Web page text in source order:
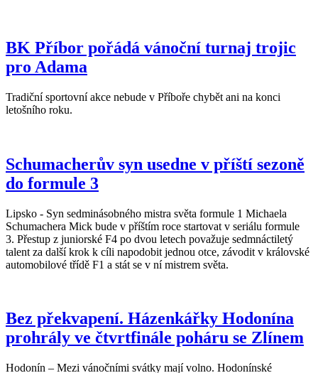
BK Příbor pořádá vánoční turnaj trojic
pro Adama
Tradiční sportovní akce nebude v Příboře chybět ani na konci
letošního roku.
Schumacherův syn usedne v příští sezoně
do formule 3
Lipsko - Syn sedminásobného mistra světa formule 1 Michaela
Schumachera Mick bude v příštím roce startovat v seriálu formule
3. Přestup z juniorské F4 po dvou letech považuje sedmnáctiletý
talent za další krok k cíli napodobit jednou otce, závodit v královské
automobilové třídě F1 a stát se v ní mistrem světa.
Bez překvapení. Házenkářky Hodonína
prohrály ve čtvrtfinále poháru se Zlínem
Hodonín – Mezi vánočními svátky mají volno. Hodonínské